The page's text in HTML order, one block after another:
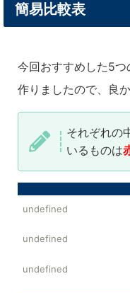
簡易比較表
今回おすすめした5
作りましたので、良
それぞれの
いるものは